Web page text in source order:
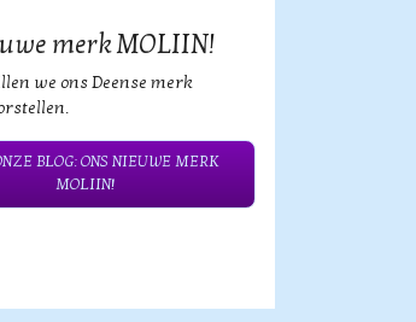
merk MOLIIN!
we ons Deense merk
BLOG: ONS NIEUWE MERK
MOLIIN!